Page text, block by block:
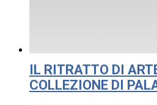
IL RITRATTO DI
COLLEZIONE DI